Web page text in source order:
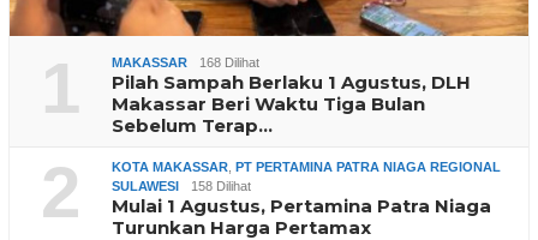
1 MAKASSAR 168 Dilihat
Pilah Sampah Berlaku 1 Agustus, DLH
Makassar Beri Waktu Tiga Bulan
Sebelum Terap…
2 KOTA MAKASSAR PT PERTAMINA PATRA NIAGA REGIONAL
SULAWESI
158 Dilihat
Mulai 1 Agustus, Pertamina Patra Niaga
Turunkan Harga Pertamax